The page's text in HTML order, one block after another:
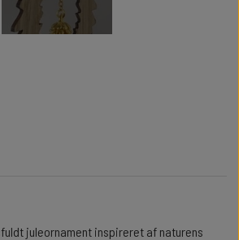
GULDBRYLLUP 50 ÅR
ALLE SKILTE
ALLE SMYKKER
juleornament inspireret af naturens